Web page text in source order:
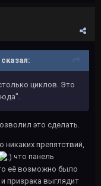
циклов. Это
это сделать.
никаких препятствий,
что панель
её возможно было
призрака выглядит